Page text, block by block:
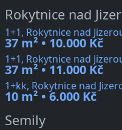
Rokytnice nad
1+1, Rokytnice nad
37 m² • 10.000 Kč
1+1, Rokytnice nad
37 m² • 11.000 Kč
1+kk, Rokytnice nad
10 m² • 6.000 Kč
Semily